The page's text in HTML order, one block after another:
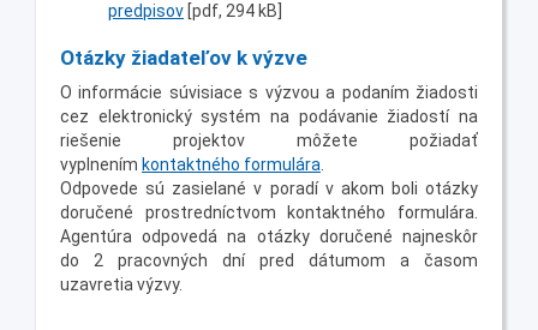
predpisov [pdf, 294 kB]
Otázky žiadateľov k výzve
O informácie súvisiace s výzvou a podaním žiadosti
cez elektronický systém na podávanie žiadostí na
riešenie projektov môžete požiadať
vyplnením kontaktného formulára
Odpovede sú zasielané v poradí v akom boli otázky
doručené prostredníctvom kontaktného formulára.
Agentúra odpovedá na otázky doručené najneskôr
do 2 pracovných dní pred dátumom a časom
uzavretia výzvy.